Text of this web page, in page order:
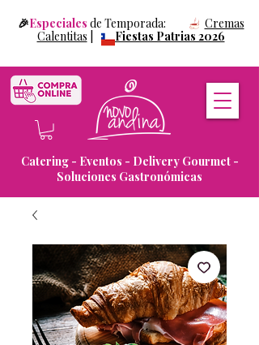
Catering - Eventos - Delivery Gourmet -
Soluciones Gastronómicas
🎉Especiales de Temporada: Cremas
Calentitas
Fiestas Patrias 2026